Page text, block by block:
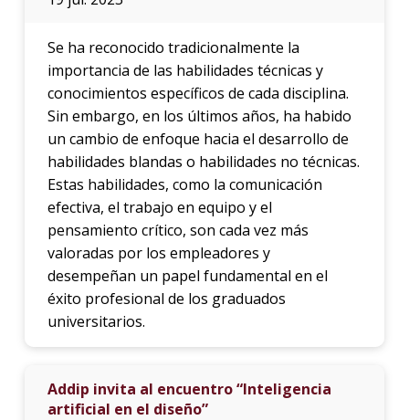
Se ha reconocido tradicionalmente la
importancia de las habilidades técnicas y
conocimientos específicos de cada disciplina.
Sin embargo, en los últimos años, ha habido
un cambio de enfoque hacia el desarrollo de
habilidades blandas o habilidades no técnicas.
Estas habilidades, como la comunicación
efectiva, el trabajo en equipo y el
pensamiento crítico, son cada vez más
valoradas por los empleadores y
desempeñan un papel fundamental en el
éxito profesional de los graduados
universitarios.
Addip invita al encuentro “Inteligencia
artificial en el diseño”